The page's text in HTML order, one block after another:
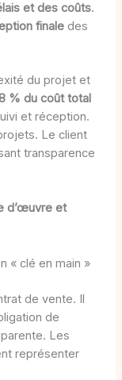
et des coûts.
finaledes
du projet et
% du coût total
et réception.
Le client
transparence
d’œuvre et
« clé en main »
de vente. Il
de
Les
représenter